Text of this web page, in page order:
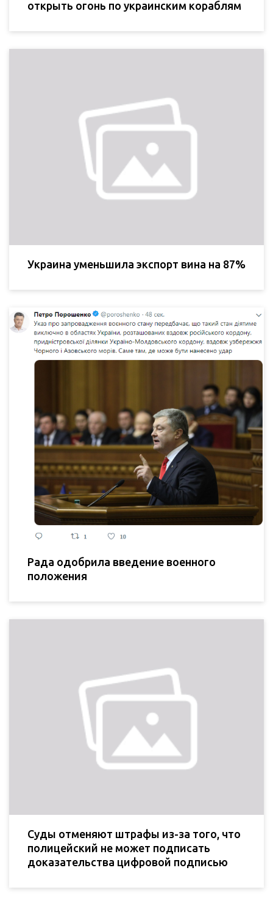
открыть огонь по украинским кораблям
Украина уменьшила экспорт вина на 87%
Рада одобрила введение военного
положения
Суды отменяют штрафы из-за того, что
полицейский не может подписать
доказательства цифровой подписью